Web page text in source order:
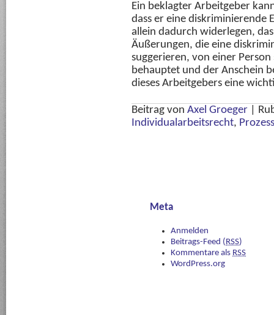
Ein beklagter Arbeitgeber
dass er eine diskriminierende
allein dadurch widerlegen,
Äußerungen, die eine
suggerieren, von einer
behauptet und der Anschein
dieses Arbeitgebers eine
Beitrag von Axel Groeger
Individualarbeitsrecht,
Meta
Anmelden
Beitrags-Feed ( RSS)
Kommentare als RSS
WordPress.org